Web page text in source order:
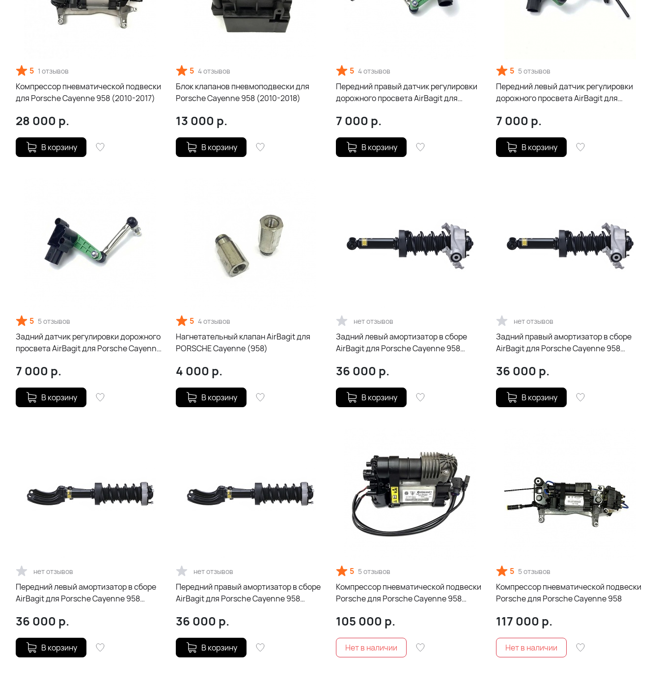
5 1 отзывов
Компрессор пневматической подвески
для Porsche Cayenne 958 (2010-2017)
28 000 р.
В корзину
5 4 отзывов
Блок клапанов пневмоподвески для
Porsche Cayenne 958 (2010-2018)
13 000 р.
В корзину
5 4 отзывов
Передний правый датчик регулировки
дорожного просвета AirBagit для
7 000 р.
В корзину
5 5 отзывов
Передний левый датчик регулировки
дорожного просвета AirBagit для
7 000 р.
В корзину
5 5 отзывов
Задний датчик регулировки дорожного
просвета AirBagit для Porsche Cayenne
7 000 р.
В корзину
5 4 отзывов
Нагнетательный клапан AirBagit для
PORSCHE Cayenne (958)
4 000 р.
В корзину
нет отзывов
Задний левый амортизатор в сборе
AirBagit для Porsche Cayenne 958
36 000 р.
В корзину
нет отзывов
Задний правый амортизатор в сборе
AirBagit для Porsche Cayenne 958
36 000 р.
В корзину
нет отзывов
Передний левый амортизатор в сборе
AirBagit для Porsche Cayenne 958
36 000 р.
В корзину
нет отзывов
Передний правый амортизатор в сборе
AirBagit для Porsche Cayenne 958
36 000 р.
В корзину
5 5 отзывов
Компрессор пневматической подвески
Porsche для Porsche Cayenne 958
105 000 р.
5 5 отзывов
Компрессор пневматической подвески
Porsche для Porsche Cayenne 958
117 000 р.